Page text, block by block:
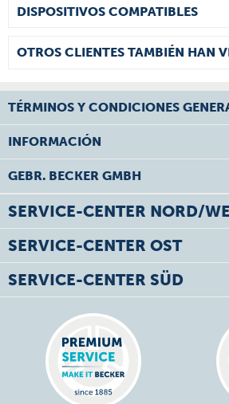
DISPOSITIVOS COMPATIBLES
OTROS CLIENTES TAMBIÉN HAN
TÉRMINOS Y CONDICIONES
INFORMACIÓN
GEBR. BECKER GMBH
SERVICE-CENTER NORD/
SERVICE-CENTER OST
SERVICE-CENTER SÜD